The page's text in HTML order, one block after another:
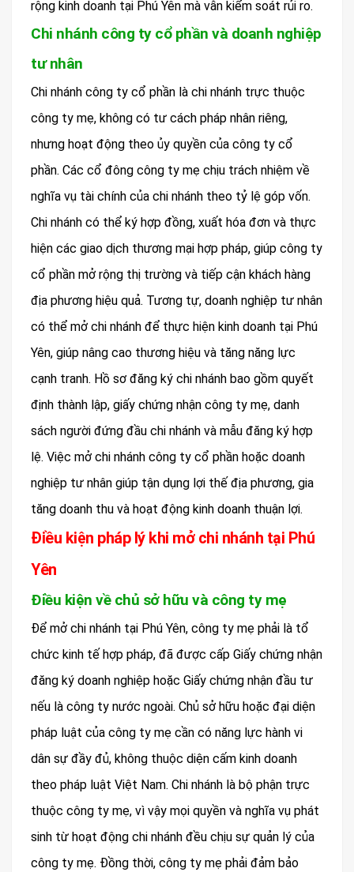
rộng kinh doanh tại Phú Yên mà vẫn kiểm soát rủi ro.
Chi nhánh công ty cổ phần và doanh nghiệp
tư nhân
Chi nhánh công ty cổ phần là chi nhánh trực thuộc
công ty mẹ, không có tư cách pháp nhân riêng,
nhưng hoạt động theo ủy quyền của công ty cổ
phần. Các cổ đông công ty mẹ chịu trách nhiệm về
nghĩa vụ tài chính của chi nhánh theo tỷ lệ góp vốn.
Chi nhánh có thể ký hợp đồng, xuất hóa đơn và thực
hiện các giao dịch thương mại hợp pháp, giúp công ty
cổ phần mở rộng thị trường và tiếp cận khách hàng
địa phương hiệu quả. Tương tự, doanh nghiệp tư nhân
có thể mở chi nhánh để thực hiện kinh doanh tại Phú
Yên, giúp nâng cao thương hiệu và tăng năng lực
cạnh tranh. Hồ sơ đăng ký chi nhánh bao gồm quyết
định thành lập, giấy chứng nhận công ty mẹ, danh
sách người đứng đầu chi nhánh và mẫu đăng ký hợp
lệ. Việc mở chi nhánh công ty cổ phần hoặc doanh
nghiệp tư nhân giúp tận dụng lợi thế địa phương, gia
tăng doanh thu và hoạt động kinh doanh thuận lợi.
Điều kiện pháp lý khi mở chi nhánh tại Phú
Yên
Điều kiện về chủ sở hữu và công ty mẹ
Để mở chi nhánh tại Phú Yên, công ty mẹ phải là tổ
chức kinh tế hợp pháp, đã được cấp Giấy chứng nhận
đăng ký doanh nghiệp hoặc Giấy chứng nhận đầu tư
nếu là công ty nước ngoài. Chủ sở hữu hoặc đại diện
pháp luật của công ty mẹ cần có năng lực hành vi
dân sự đầy đủ, không thuộc diện cấm kinh doanh
theo pháp luật Việt Nam. Chi nhánh là bộ phận trực
thuộc công ty mẹ, vì vậy mọi quyền và nghĩa vụ phát
sinh từ hoạt động chi nhánh đều chịu sự quản lý của
công ty mẹ. Đồng thời, công ty mẹ phải đảm bảo